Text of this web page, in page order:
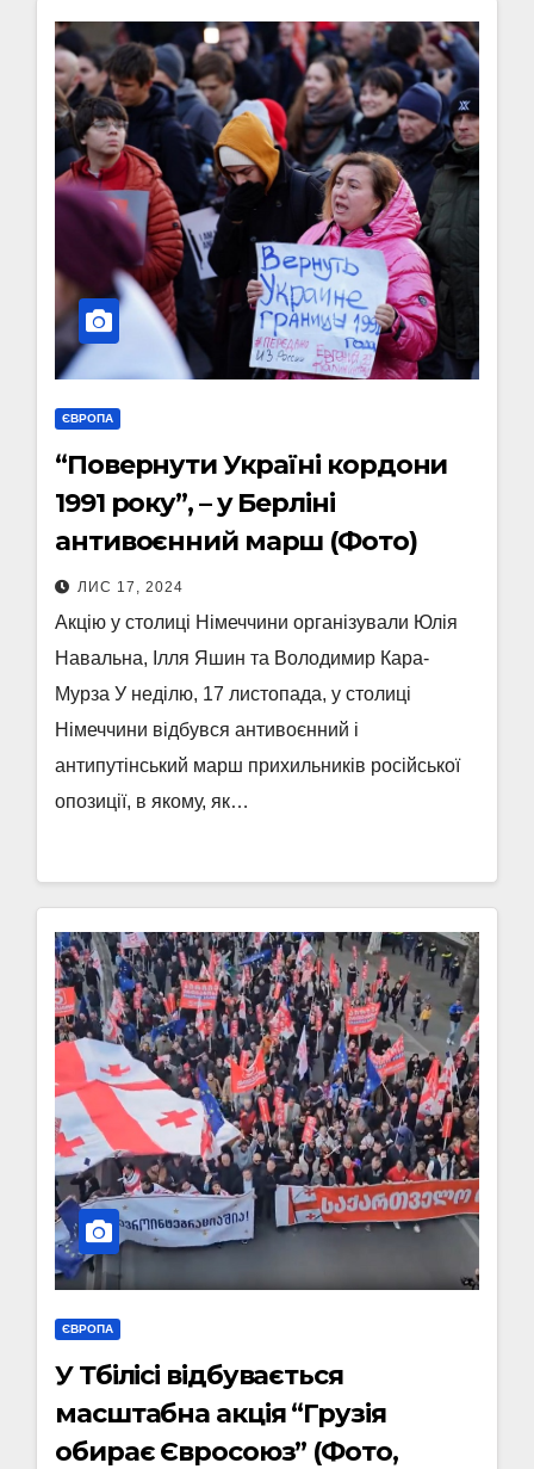
ЄВРОПА
“Повернути Україні кордони
1991 року”, – у Берліні
антивоєнний марш (Фото)
ЛИС 17, 2024
Акцію у столиці Німеччини організували Юлія
Навальна, Ілля Яшин та Володимир Кара-
Мурза У неділю, 17 листопада, у столиці
Німеччини відбувся антивоєнний і
антипутінський марш прихильників російської
опозиції, в якому, як…
ЄВРОПА
У Тбілісі відбувається
масштабна акція “Грузія
обирає Євросоюз” (Фото,